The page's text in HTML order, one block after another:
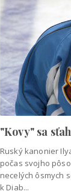
"Kovy" sa
Ruský kanonier
počas svojho
necelých ôsmych
k Diab...